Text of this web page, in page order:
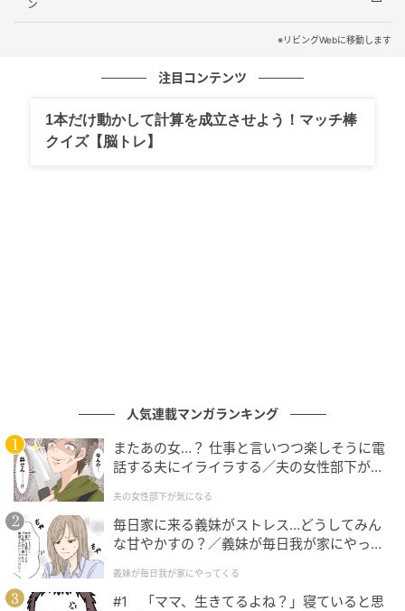
インの量によって値段が違います。ハーフ＆ハーフ定
なは豚肉料理大好きです。
出典：リビング大阪Web
ランチタイムの賑わった時間でも、木の温かみが感じ
られる清潔感のあるアットホームな空間は、居心地が
いいです。お水もおいしいです。
有名ホテルでフレンチなど25年の経験を積ん
だシェフが作る洋食×大衆料理
ン
※リビングWebに移動します
注目コンテンツ
1本だけ動かして計算を成立させよう！マッチ棒
クイズ【脳トレ】
人気連載マンガランキング
またあの女…？ 仕事と言いつつ楽しそうに電
話する夫にイライラする／夫の女性部下が気
夫の女性部下が気になる
毎日家に来る義妹がストレス…どうしてみん
な甘やかすの？／義妹が毎日我が家にやって
が】
義妹が毎日我が家にやってくる
#1 「ママ、生きてるよね？」寝ていると思